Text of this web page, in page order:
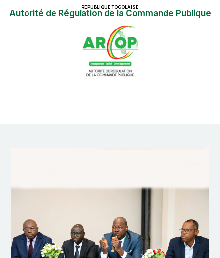
Autorité de Régulation de la Commande Publique
REPUBLIQUE TOGOLAISE